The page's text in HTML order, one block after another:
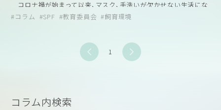
コロナ禍が始まって以来、マスク、手洗いが欠かせない生活にな
ってから、あらゆる感染症が減っていますよね。人間は普段、いか
さて、みなさんは実験動物業界の専門用語である“SPF”という言
“SPF”とは「Specific Pathogen Free
コラム SPF 教育委員会 飼育環境
1
コラム内検索